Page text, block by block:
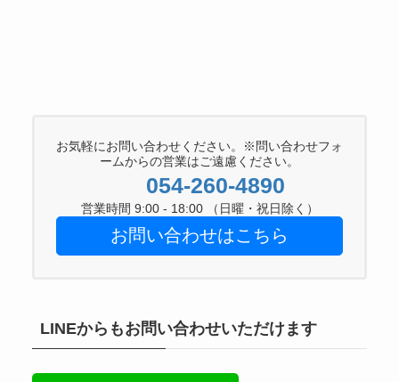
お気軽にお問い合わせください。※問い合わせフォ
ームからの営業はご遠慮ください。
054-260-4890
営業時間 9:00 - 18:00 （日曜・祝日除く）
お問い合わせはこちら
LINEからもお問い合わせいただけます